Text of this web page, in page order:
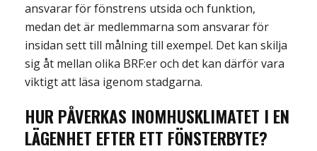
ansvarar för fönstrens utsida och funktion,
medan det är medlemmarna som ansvarar för
insidan sett till målning till exempel. Det kan skilja
sig åt mellan olika BRF:eroch det kan därför vara
viktigt att läsa igenom stadgarna.
HUR PÅVERKAS INOMHUSKLIMATET I EN
LÄGENHET EFTER ETT FÖNSTERBYTE?